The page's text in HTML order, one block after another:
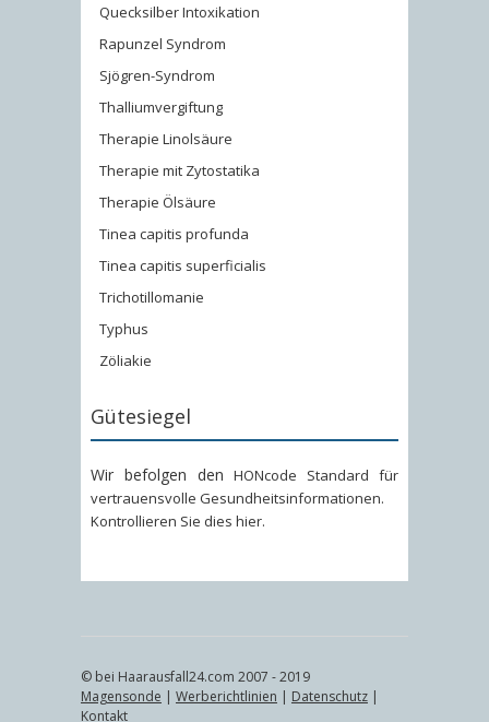
Quecksilber Intoxikation
Rapunzel Syndrom
Sjögren-Syndrom
Thalliumvergiftung
Therapie Linolsäure
Therapie mit Zytostatika
Therapie Ölsäure
Tinea capitis profunda
Tinea capitis superficialis
Trichotillomanie
Typhus
Zöliakie
Gütesiegel
Wir befolgen denHONcode Standard für
vertrauensvolle Gesundheitsinformationen.
Kontrollieren Sie dies hier.
© bei Haarausfall24.com 2007 - 2019
Magensonde | Werberichtlinien | Datenschutz|
Kontakt